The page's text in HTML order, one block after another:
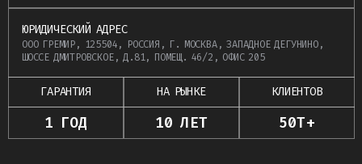
ЮРИДИЧЕСКИЙ АДРЕС
ООО ГРЕМИР, 125504, РОССИЯ, Г. МОСКВА, ЗАПАДНОЕ ДЕГУНИНО,
ШОССЕ ДМИТРОВСКОЕ, Д.81, ПОМЕЩ. 46/2, ОФИС 205
ГАРАНТИЯ
1 ГОД
НА РЫНКЕ
10 ЛЕТ
КЛИЕНТОВ
50Т+